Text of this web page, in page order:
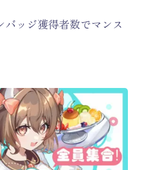
ッジ獲得者数でマンス